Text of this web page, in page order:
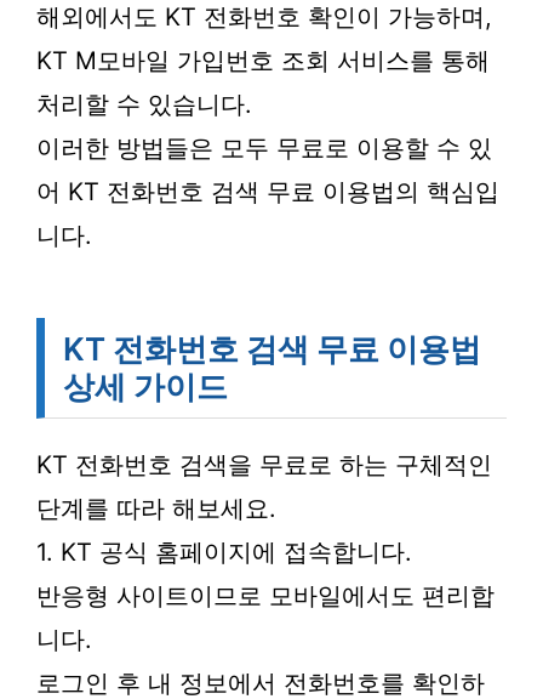
해외에서도 KT 전화번호 확인이 가능하며,
KT M모바일 가입번호 조회 서비스를 통해
처리할 수 있습니다.
이러한 방법들은 모두 무료로 이용할 수 있
어 KT 전화번호 검색 무료 이용법의 핵심입
니다.
KT 전화번호 검색 무료 이용법
상세 가이드
KT 전화번호 검색을 무료로 하는 구체적인
단계를 따라 해보세요.
1. KT 공식 홈페이지에 접속합니다.
반응형 사이트이므로 모바일에서도 편리합
니다.
로그인 후 내 정보에서 전화번호를 확인하